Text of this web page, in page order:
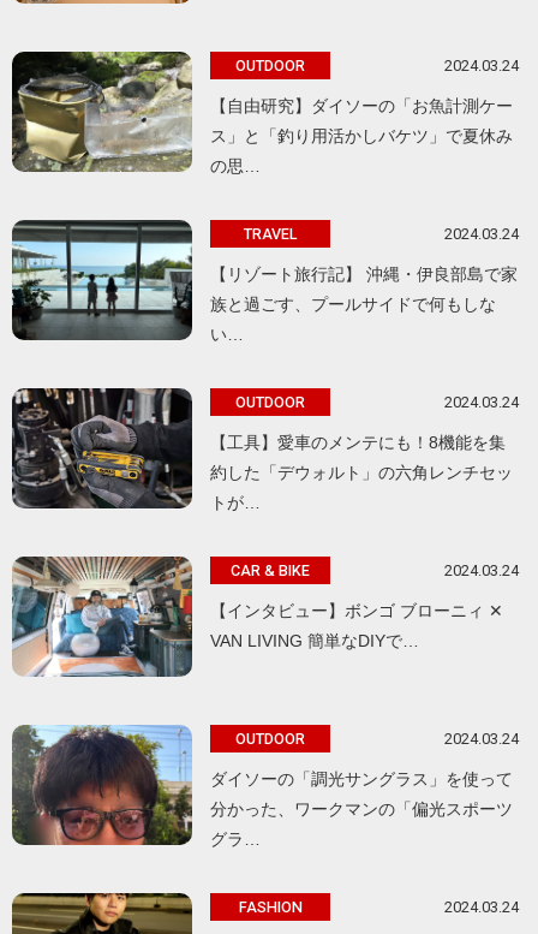
OUTDOOR 2024.03.24
【自由研究】ダイソーの「お魚計測ケー
ス」と「釣り用活かしバケツ」で夏休み
の思…
TRAVEL 2024.03.24
【リゾート旅行記】 沖縄・伊良部島で家
族と過ごす、プールサイドで何もしな
い…
OUTDOOR 2024.03.24
【工具】愛車のメンテにも！8機能を集
約した「デウォルト」の六角レンチセッ
トが…
CAR & BIKE 2024.03.24
【インタビュー】ボンゴ ブローニィ ✕
VAN LIVING 簡単なDIYで…
OUTDOOR 2024.03.24
ダイソーの「調光サングラス」を使って
分かった、ワークマンの「偏光スポーツ
グラ…
FASHION 2024.03.24